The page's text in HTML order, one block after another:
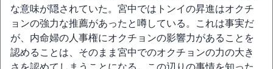
な意味が隠されていた。宮中ではトンイの昇進はオクチ
ョンの強力な推薦があったと噂している。これは事実だ
が、内命婦の人事権にオクチョンの影響力があることを
認めることは、そのまま宮中でのオクチョンの力の大き
さを認めてしまうことになる。この辺りの事情を知った